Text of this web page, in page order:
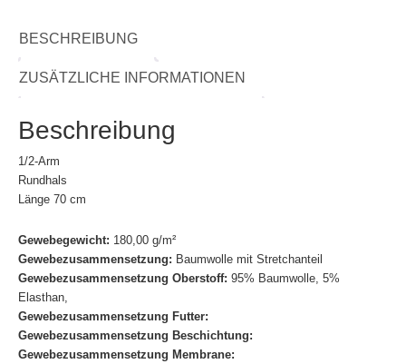
BESCHREIBUNG
ZUSÄTZLICHE INFORMATIONEN
Beschreibung
1/2-Arm
Rundhals
Länge 70 cm
Gewebegewicht: 180,00 g/m²
Gewebezusammensetzung: Baumwolle mit Stretchanteil
Gewebezusammensetzung Oberstoff: 95% Baumwolle, 5%
Elasthan,
Gewebezusammensetzung Futter:
Gewebezusammensetzung Beschichtung:
Gewebezusammensetzung Membrane: